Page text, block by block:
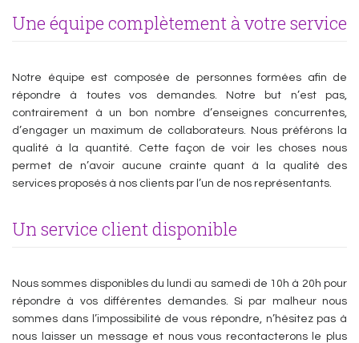
Une équipe complètement à votre service
Notre équipe est composée de personnes formées afin de
répondre à toutes vos demandes. Notre but n’est pas,
contrairement à un bon nombre d’enseignes concurrentes,
d’engager un maximum de collaborateurs. Nous préférons la
qualité à la quantité. Cette façon de voir les choses nous
permet de n’avoir aucune crainte quant à la qualité des
services proposés à nos clients par l’un de nos représentants.
Un service client disponible
Nous sommes disponibles du lundi au samedi de 10h à 20h pour
répondre à vos différentes demandes. Si par malheur nous
sommes dans l’impossibilité de vous répondre, n’hésitez pas à
nous laisser un message et nous vous recontacterons le plus